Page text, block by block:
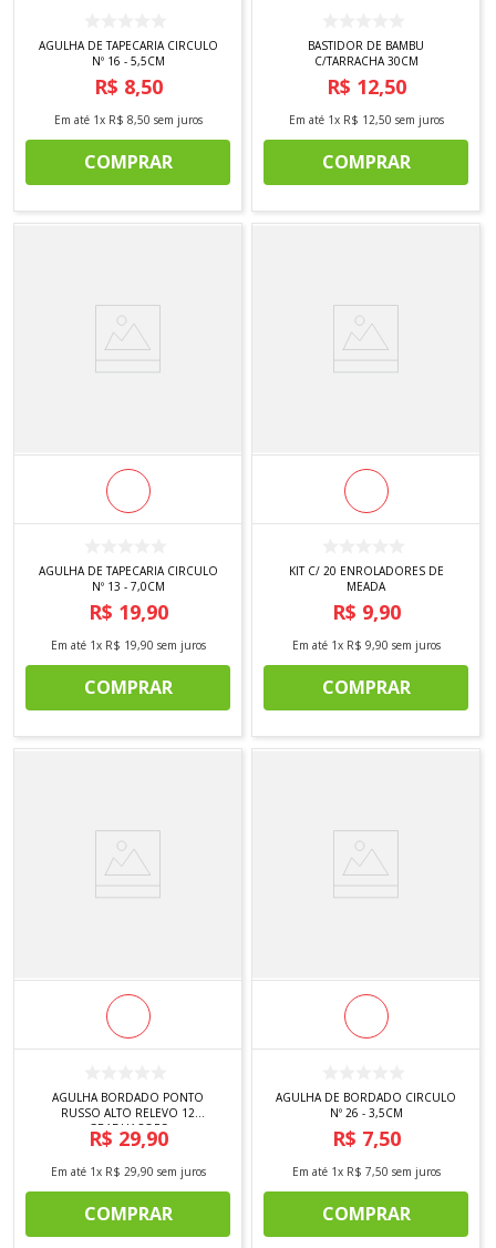
AGULHA DE TAPECARIA CIRCULO
Nº 16 - 5,5CM
R$ 8,50
Em até 1x R$ 8,50 sem juros
COMPRAR
BASTIDOR DE BAMBU
C/TARRACHA 30CM
R$ 12,50
Em até 1x R$ 12,50 sem juros
COMPRAR
AGULHA DE TAPECARIA CIRCULO
Nº 13 - 7,0CM
R$ 19,90
Em até 1x R$ 19,90 sem juros
COMPRAR
KIT C/ 20 ENROLADORES DE
MEADA
R$ 9,90
Em até 1x R$ 9,90 sem juros
COMPRAR
AGULHA BORDADO PONTO
RUSSO ALTO RELEVO 12
GRADUACOES
R$ 29,90
Em até 1x R$ 29,90 sem juros
COMPRAR
AGULHA DE BORDADO CIRCULO
Nº 26 - 3,5CM
R$ 7,50
Em até 1x R$ 7,50 sem juros
COMPRAR